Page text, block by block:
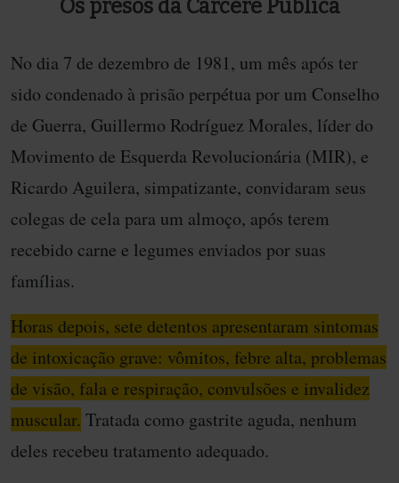
Os presos da Cárcere Pública
No dia 7 de dezembro de 1981, um mês após ter
sido condenado à prisão perpétua por um Conselho
de Guerra, Guillermo Rodríguez Morales, líder do
Movimento de Esquerda Revolucionária (MIR), e
Ricardo Aguilera, simpatizante, convidaram seus
colegas de cela para um almoço, após terem
recebido carne e legumes enviados por suas
famílias.
Horas depois, sete detentos apresentaram sintomas
de intoxicação grave: vômitos, febre alta, problemas
de visão, fala e respiração, convulsões e invalidez
muscular. Tratada como gastrite aguda, nenhum
deles recebeu tratamento adequado.